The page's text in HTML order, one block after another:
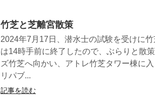
竹芝と芝離宮散策
2024年7月17日、潜水士の試験を受けに
は14時手前に終了したので、ぶらりと散
ズ竹芝へ向かい、アトレ竹芝タワー棟に
リパブ...
記事を読む